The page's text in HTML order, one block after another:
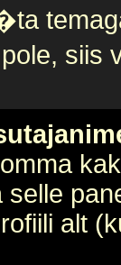
siis
alt